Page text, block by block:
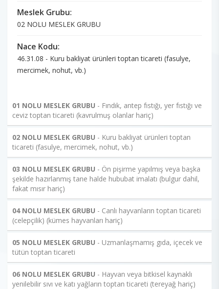
Meslek Grubu:
02 NOLU MESLEK GRUBU
Nace Kodu:
46.31.08 - Kuru bakliyat ürünleri toptan ticareti (fasulye,
mercimek, nohut, vb.)
01 NOLU MESLEK GRUBU - Fındık, antep fıstığı, yer fıstığı ve
ceviz toptan ticareti (kavrulmuş olanlar hariç)
02 NOLU MESLEK GRUBU - Kuru bakliyat ürünleri toptan
ticareti (fasulye, mercimek, nohut, vb.)
03 NOLU MESLEK GRUBU - Ön pişirme yapılmış veya başka
şekilde hazırlanmış tane halde hububat imalatı (bulgur dahil,
fakat mısır hariç)
04 NOLU MESLEK GRUBU - Canlı hayvanların toptan ticareti
(celepçilik) (kümes hayvanları hariç)
05 NOLU MESLEK GRUBU - Uzmanlaşmamış gıda, içecek ve
tütün toptan ticareti
06 NOLU MESLEK GRUBU - Hayvan veya bitkisel kaynaklı
yenilebilir sıvı ve katı yağların toptan ticareti (tereyağ hariç)